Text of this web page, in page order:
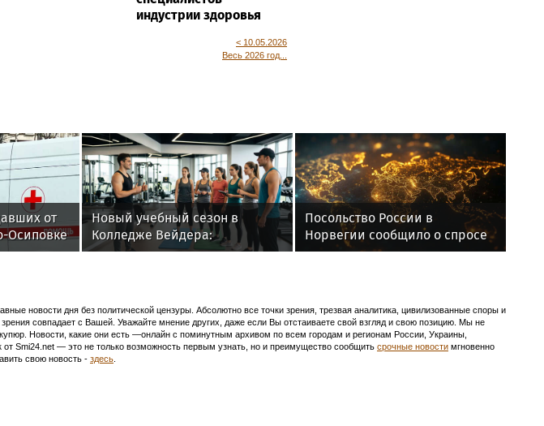
Новый учебный сезон в
Колледже Вейдера:
стартовали очные
программы подготовки
< 10.05.2026
Весь 2026 год...
от
Осиповке
Новый учебный сезон в
Колледже Вейдера:
стартовали очные программы
подготовки фитнес-тренеров
Посольство России в
Норвегии сообщило о спросе
на визы для переезда